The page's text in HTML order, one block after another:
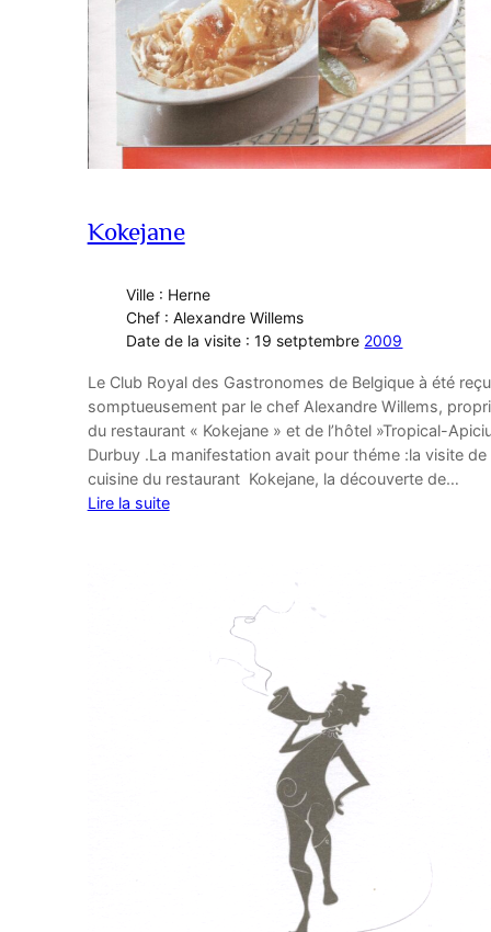
Kokejane
Ville : Herne
Chef : Alexandre Willems
Date de la visite : 19 setptembre 2009
Le Club Royal des Gastronomes de Belgique à été reçu
somptueusement par le chef Alexandre Willems,
du restaurant « Kokejane » et de l’hôtel »Tropical-
Durbuy .La manifestation avait pour théme :la visite de
cuisine du restaurant Kokejane, la découverte de…
Lire la suite